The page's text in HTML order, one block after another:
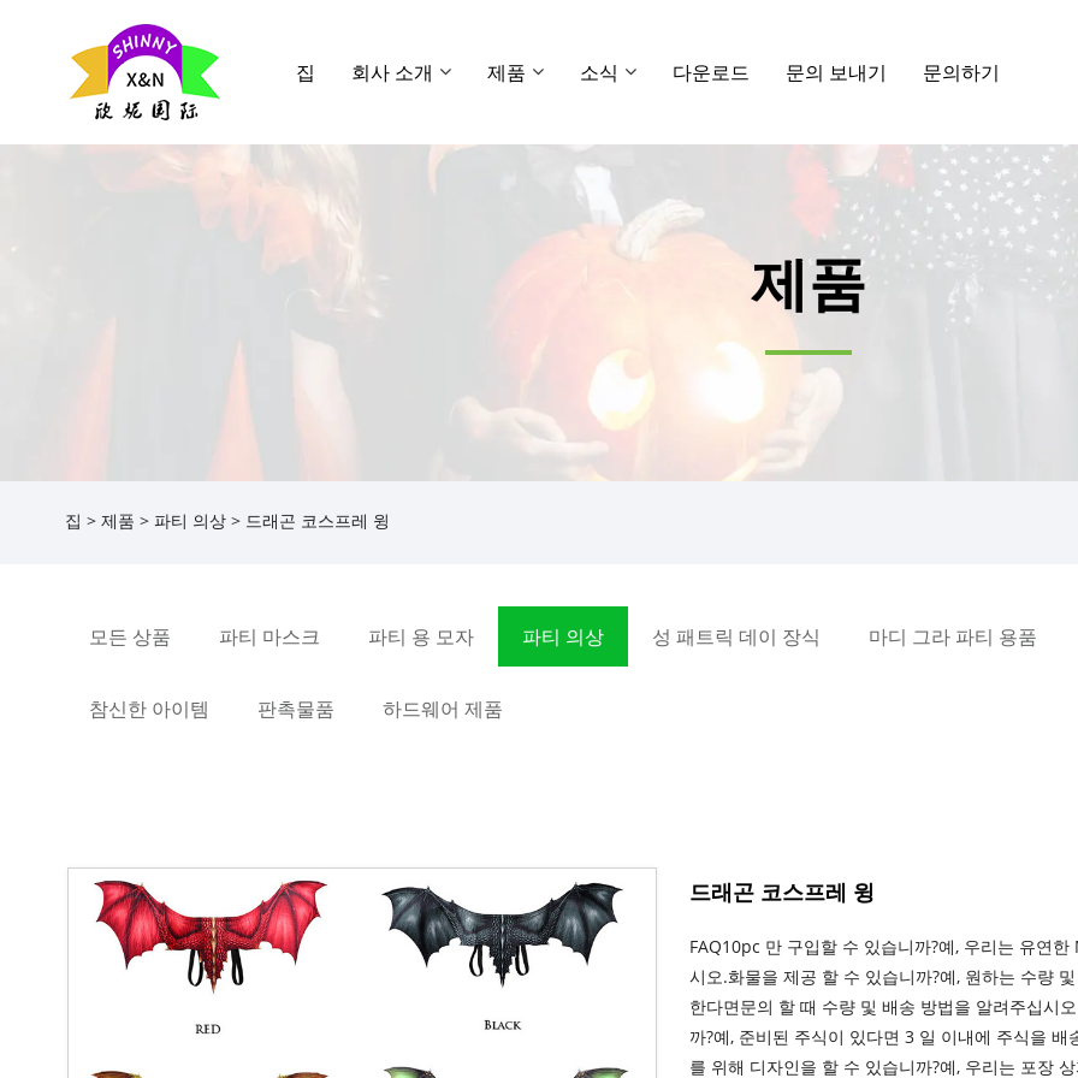
집 회사 소개 제품 소식 다운로드 문의 보내기 문의하기
제품
집 > 제품 > 파티 의상> 드래곤 코스프레 윙
모든 상품 파티 마스크 파티 용 모자 파티 의상 성 패트릭 데이 장식 마디 그라 파티 용품
참신한 아이템 판촉물품 하드웨어 제품
드래곤 코스프레 윙
FAQ10pc 만 구입할 수 있습니까?예, 우리는 유연
시오.화물을 제공 할 수 있습니까?예, 원하는 수량
한다면문의 할 때 수량 및 배송 방법을 알려주십시
까?예, 준비된 주식이 있다면 3 일 이내에 주식을
를 위해 디자인을 할 수 있습니까?예, 우리는 포장